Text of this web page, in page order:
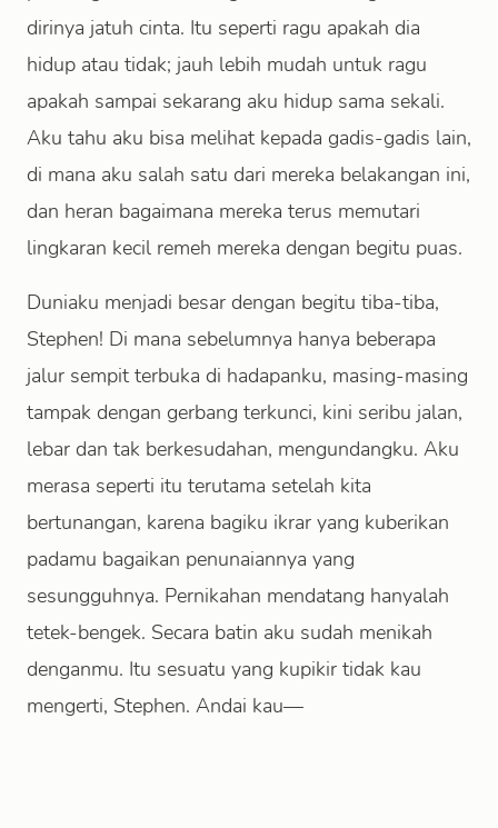
dirinya jatuh cinta. Itu seperti ragu apakah dia
hidup atau tidak; jauh lebih mudah untuk ragu
apakah sampai sekarang aku hidup sama sekali.
Aku tahu aku bisa melihat kepada gadis-gadis lain,
di mana aku salah satu dari mereka belakangan ini,
dan heran bagaimana mereka terus memutari
lingkaran kecil remeh mereka dengan begitu puas.
Duniaku menjadi besar dengan begitu tiba-tiba,
Stephen! Di mana sebelumnya hanya beberapa
jalur sempit terbuka di hadapanku, masing-masing
tampak dengan gerbang terkunci, kini seribu jalan,
lebar dan tak berkesudahan, mengundangku. Aku
merasa seperti itu terutama setelah kita
bertunangan, karena bagiku ikrar yang kuberikan
padamu bagaikan penunaiannya yang
sesungguhnya. Pernikahan mendatang hanyalah
tetek-bengek. Secara batin aku sudah menikah
denganmu. Itu sesuatu yang kupikir tidak kau
mengerti, Stephen. Andai kau—